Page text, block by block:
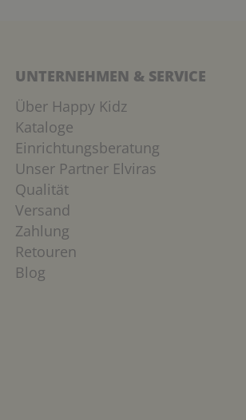
UNTERNEHMEN & SERVICE
Über Happy Kidz
Kataloge
Einrichtungsberatung
Unser Partner Elviras
Qualität
Versand
Zahlung
Retouren
Blog